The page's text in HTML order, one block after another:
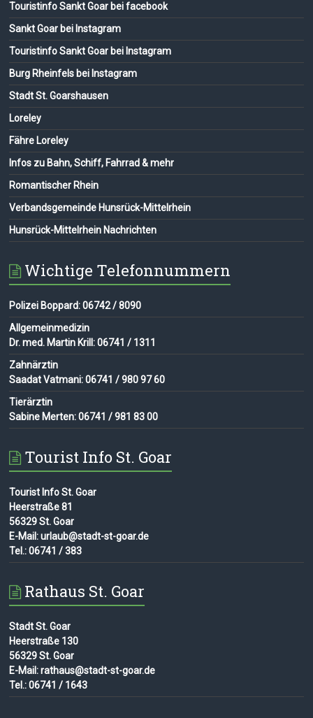
Touristinfo Sankt Goar bei facebook
Sankt Goar bei Instagram
Touristinfo Sankt Goar bei Instagram
Burg Rheinfels bei Instagram
Stadt St. Goarshausen
Loreley
Fähre Loreley
Infos zu Bahn, Schiff, Fahrrad & mehr
Romantischer Rhein
Verbandsgemeinde Hunsrück-Mittelrhein
Hunsrück-Mittelrhein Nachrichten
Wichtige Telefonnummern
Polizei Boppard: 06742 / 8090
Allgemeinmedizin
Dr. med. Martin Krill: 06741 / 1311
Zahnärztin
Saadat Vatmani: 06741 / 980 97 60
Tierärztin
Sabine Merten: 06741 / 981 83 00
Tourist Info St. Goar
Tourist Info St. Goar
Heerstraße 81
56329 St. Goar
E-Mail: urlaub@stadt-st-goar.de
Tel.: 06741 / 383
Rathaus St. Goar
Stadt St. Goar
Heerstraße 130
56329 St. Goar
E-Mail: rathaus@stadt-st-goar.de
Tel.: 06741 / 1643